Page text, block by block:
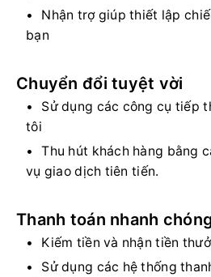
Nhận trợ giúp thiết lập
bạn
Chuyển đổi tuyệt vời
Sử dụng các công cụ tiếp
tôi
Thu hút khách hàng bằng
vụ giao dịch tiên tiến.
Thanh toán nhanh
Kiếm tiền và nhận tiền
Sử dụng các hệ thống